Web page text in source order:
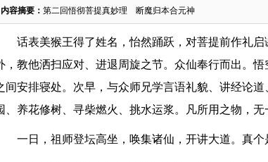
内容摘要： 第二回悟彻菩提真妙理 断魔归本合元神
话表美猴王得了姓名，怡然踊跃，对菩提前作礼
，教他洒扫应对、进退周旋之节。众仙奉行而出。
间安排寝处。次早，与众师兄学言语礼貌、讲经论
、养花修树、寻柴燃火、挑水运浆。凡所用之物，无
一日，祖师登坛高坐，唤集诸仙，开讲大道。